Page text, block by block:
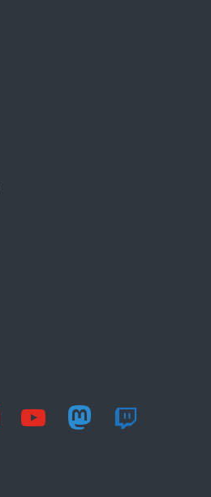
youtube mastodon twitch